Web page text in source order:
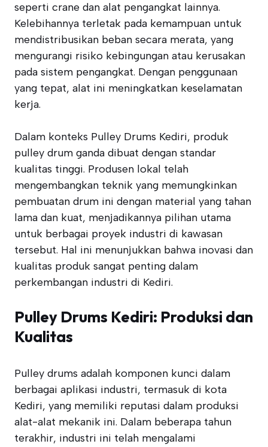
seperti crane dan alat pengangkat lainnya.
Kelebihannya terletak pada kemampuan untuk
mendistribusikan beban secara merata, yang
mengurangi risiko kebingungan atau kerusakan
pada sistem pengangkat. Dengan penggunaan
yang tepat, alat ini meningkatkan keselamatan
kerja.
Dalam konteks Pulley Drums Kediri, produk
pulley drum ganda dibuat dengan standar
kualitas tinggi. Produsen lokal telah
mengembangkan teknik yang memungkinkan
pembuatan drum ini dengan material yang tahan
lama dan kuat, menjadikannya pilihan utama
untuk berbagai proyek industri di kawasan
tersebut. Hal ini menunjukkan bahwa inovasi dan
kualitas produk sangat penting dalam
perkembangan industri di Kediri.
Pulley Drums Kediri: Produksi dan
Kualitas
Pulley drums adalah komponen kunci dalam
berbagai aplikasi industri, termasuk di kota
Kediri, yang memiliki reputasi dalam produksi
alat-alat mekanik ini. Dalam beberapa tahun
terakhir, industri ini telah mengalami